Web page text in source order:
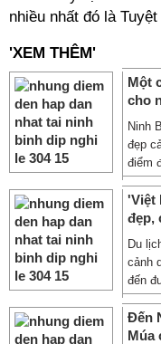
nhiều nhất đó là
'XEM THÊM'
Một
cho
Ninh
đẹp
điểm
'Việt
đẹp,
Du
cảnh
đến
Đến
Múa